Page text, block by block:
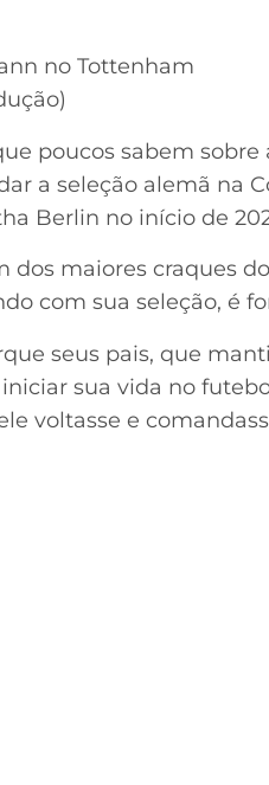
no Tottenham
poucos sabem
a seleção alemã na
Berlin no início de
dos maiores craques
com sua seleção, é
seus pais, que
sua vida no
voltasse e